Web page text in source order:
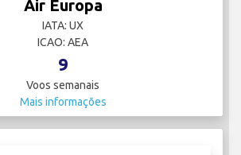
Air Europa
IATA: UX
ICAO: AEA
9
Voos semanais
Mais informações